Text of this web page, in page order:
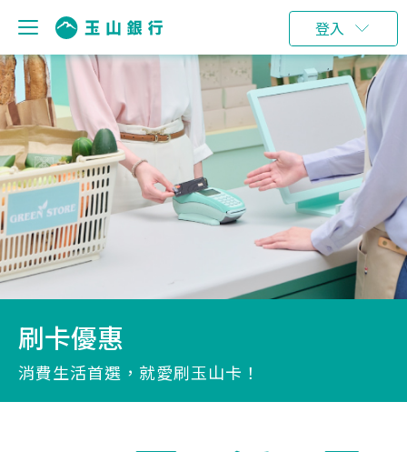
登入
刷卡優惠
消費生活首選，就愛刷玉山卡！